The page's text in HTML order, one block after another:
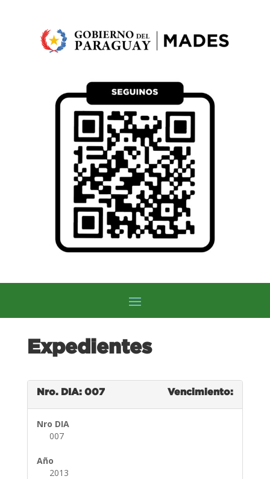
Expedientes
Nro. DIA: 007 Vencimiento:
Nro DIA
007
Año
2013